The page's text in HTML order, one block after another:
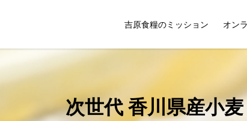
吉原食糧のミッション オン
次世代 香川県産小麦